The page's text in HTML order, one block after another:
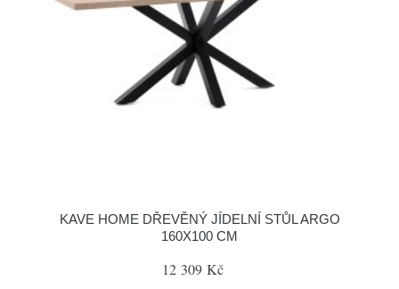
KAVE HOME DŘEVĚNÝ JÍDELNÍ STŮL ARGO
160X100 CM
12 309 Kč